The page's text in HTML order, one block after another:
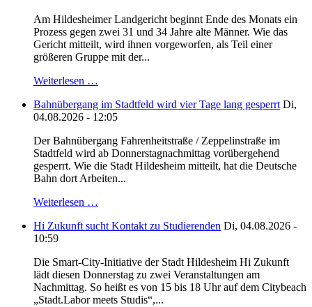
Am Hildesheimer Landgericht beginnt Ende des Monats ein
Prozess gegen zwei 31 und 34 Jahre alte Männer. Wie das
Gericht mitteilt, wird ihnen vorgeworfen, als Teil einer
größeren Gruppe mit der...
Weiterlesen …
Bahnübergang im Stadtfeld wird vier Tage lang gesperrt Di,
04.08.2026 - 12:05
Der Bahnübergang Fahrenheitstraße / Zeppelinstraße im
Stadtfeld wird ab Donnerstagnachmittag vorübergehend
gesperrt. Wie die Stadt Hildesheim mitteilt, hat die Deutsche
Bahn dort Arbeiten...
Weiterlesen …
Hi Zukunft sucht Kontakt zu Studierenden Di, 04.08.2026 -
10:59
Die Smart-City-Initiative der Stadt Hildesheim Hi Zukunft
lädt diesen Donnerstag zu zwei Veranstaltungen am
Nachmittag. So heißt es von 15 bis 18 Uhr auf dem Citybeach
„Stadt.Labor meets Studis“,...